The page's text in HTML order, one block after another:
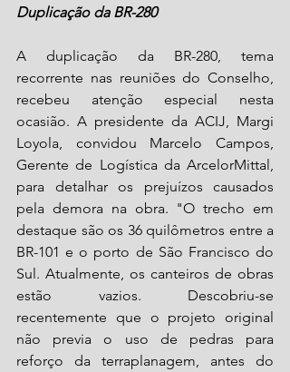
Duplicação da BR-280
A duplicação da BR-280, tema
recorrente nas reuniões do Conselho,
recebeu atenção especial nesta
ocasião. A presidente da ACIJ, Margi
Loyola, convidou Marcelo Campos,
Gerente de Logística da ArcelorMittal,
para detalhar os prejuízos causados
pela demora na obra. "O trecho em
destaque são os 36 quilômetros entre a
BR-101 e o porto de São Francisco do
Sul. Atualmente, os canteiros de obras
estão vazios. Descobriu-se
recentemente que o projeto original
não previa o uso de pedras para
reforço da terraplanagem, antes do